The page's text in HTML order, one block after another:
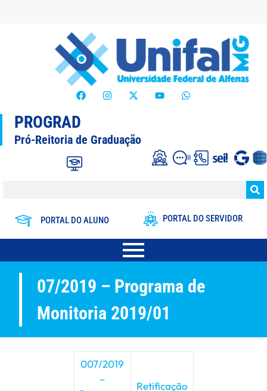
PROGRAD
Pró-Reitoria de Graduação
PORTAL DO ALUNO PORTAL DO SERVIDOR
07/2019 – Programa de
Monitoria 2019/01
007/2019
–
Retificação